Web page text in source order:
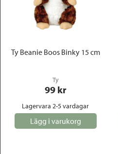
Ty Beanie Boos Binky 15 cm
Ty
99 kr
Lagervara 2-5 vardagar
Lägg i varukorg